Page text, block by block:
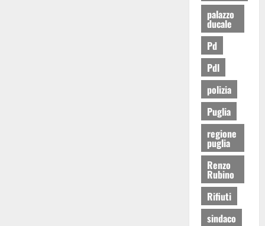
palazzo
ducale
Pd
Pdl
polizia
Puglia
regione
puglia
Renzo
Rubino
Rifiuti
sindaco